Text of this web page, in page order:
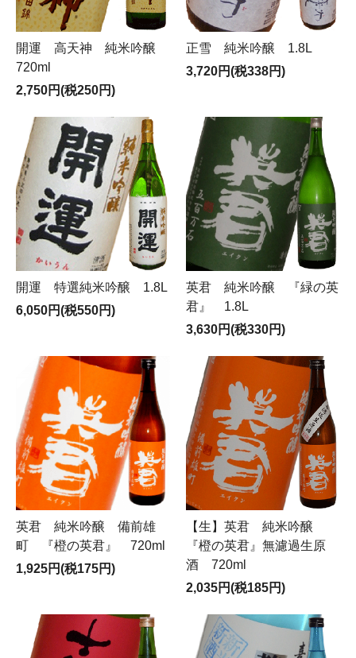
開運 高天神 純米吟醸
720ml
2,750円(税250円)
正雪 純米吟醸 1.8L
3,720円(税338円)
開運 特選純米吟醸 1.8L
6,050円(税550円)
英君 純米吟醸 『緑の英
君』 1.8L
3,630円(税330円)
英君 純米吟醸 備前雄
町 『橙の英君』 720ml
1,925円(税175円)
【生】英君 純米吟醸
『橙の英君』無濾過生原
酒 720ml
2,035円(税185円)